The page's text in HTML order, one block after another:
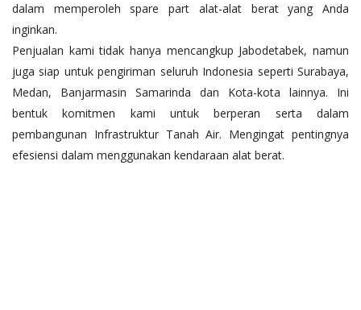
dalam memperoleh spare part alat-alat berat yang Anda
inginkan.
Penjualan kami tidak hanya mencangkup Jabodetabek, namun
juga siap untuk pengiriman seluruh Indonesia seperti Surabaya,
Medan, Banjarmasin Samarinda dan Kota-kota lainnya. Ini
bentuk komitmen kami untuk berperan serta dalam
pembangunan Infrastruktur Tanah Air. Mengingat pentingnya
efesiensi dalam menggunakan kendaraan alat berat.